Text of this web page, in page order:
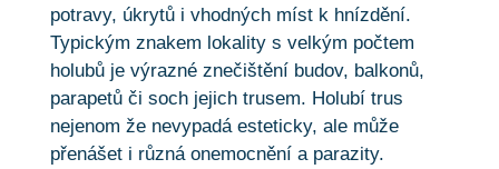
potravy, úkrytů i vhodných míst k hnízdění.
Typickým znakem lokality s velkým počtem
holubů je výrazné znečištění budov, balkonů,
parapetů či soch jejich trusem. Holubí trus
nejenom že nevypadá esteticky, ale může
přenášet i různá onemocnění a parazity.